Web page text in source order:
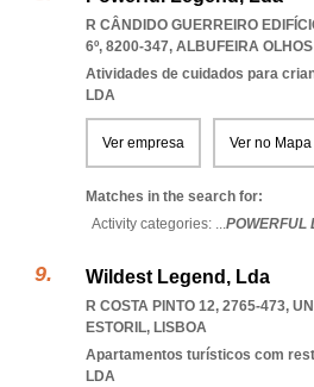
R CÂNDIDO GUERREIRO
6º, 8200-347, ALBUFEIRA
Atividades de cuidados para
LDA
Ver empresa Ver no Mapa
Matches in the search for:
Activity categories: ...POWERFUL
Wildest Legend, Lda
R COSTA PINTO 12, 2765-473,
ESTORIL, LISBOA
Apartamentos turísticos com
LDA